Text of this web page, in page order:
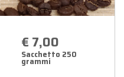
€ 7,00
Sacchetto 250
grammi